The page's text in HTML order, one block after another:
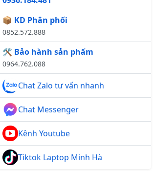
📦 KD Phân phối
0852.572.888
🛠️ Bảo hành sản phẩm
0964.762.088
Chat Zalo tư vấn nhanh
Chat Messenger
Kênh Youtube
Tiktok Laptop Minh Hà